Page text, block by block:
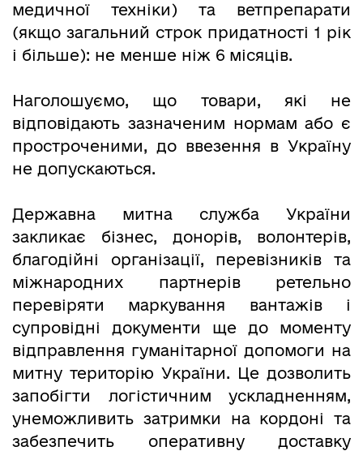
медичної техніки) та ветпрепарати
(якщо загальний строк придатності 1 рік
і більше): не менше ніж 6 місяців.
Наголошуємо, що товари, які не
відповідають зазначеним нормам або є
простроченими, до ввезення в Україну
не допускаються.
Державна митна служба України
закликає бізнес, донорів, волонтерів,
благодійні організації, перевізників та
міжнародних партнерів ретельно
перевіряти маркування вантажів і
супровідні документи ще до моменту
відправлення гуманітарної допомоги на
митну територію України. Це дозволить
запобігти логістичним ускладненням,
унеможливить затримки на кордоні та
забезпечить оперативну доставку